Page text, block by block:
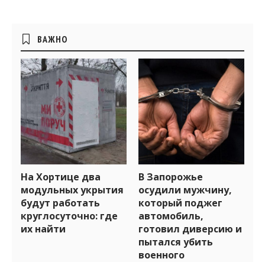
Боковые
виджеты
ВАЖНО
На Хортице два
модульных укрытия
будут работать
круглосуточно: где
их найти
В Запорожье
осудили мужчину,
который поджег
автомобиль,
готовил диверсию и
пытался убить
военного